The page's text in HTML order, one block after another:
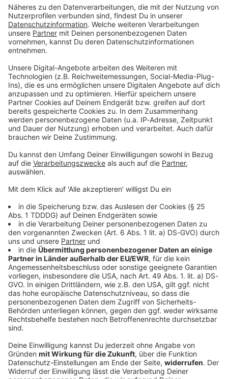
Du möchtest uns etwas sagen?
Studio Hotline
Kontaktformular
Sprachnachricht
© dpa-infocom, dpa:260121-930-573870/1
Welt
Westkanadische Provinz ruft wegen
Waldbränden Notstand aus